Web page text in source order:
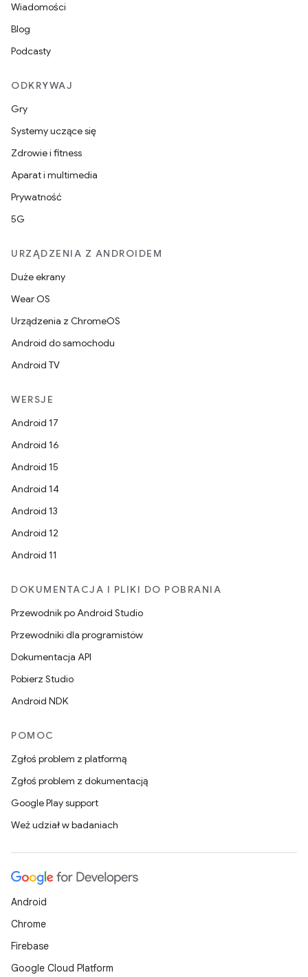
Wiadomości
Blog
Podcasty
ODKRYWAJ
Gry
Systemy uczące się
Zdrowie i fitness
Aparat i multimedia
Prywatność
5G
URZĄDZENIA Z ANDROIDEM
Duże ekrany
Wear OS
Urządzenia z ChromeOS
Android do samochodu
Android TV
WERSJE
Android 17
Android 16
Android 15
Android 14
Android 13
Android 12
Android 11
DOKUMENTACJA I PLIKI DO POBRANIA
Przewodnik po Android Studio
Przewodniki dla programistów
Dokumentacja API
Pobierz Studio
Android NDK
POMOC
Zgłoś problem z platformą
Zgłoś problem z dokumentacją
Google Play support
Weź udział w badaniach
Android
Chrome
Firebase
Google Cloud Platform